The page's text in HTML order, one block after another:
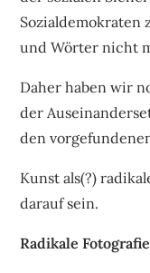
Sozialdemokraten
und Wörter nicht
Daher haben wir
der
den
Kunst als(?)
darauf sein.
Radikale